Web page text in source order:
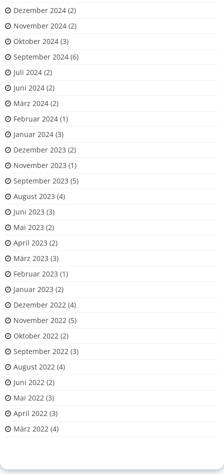
Dezember 2024 (2)
November 2024 (2)
Oktober 2024 (3)
September 2024 (6)
Juli 2024 (2)
Juni 2024 (2)
März 2024 (2)
Februar 2024 (1)
Januar 2024 (3)
Dezember 2023 (2)
November 2023 (1)
September 2023 (5)
August 2023 (4)
Juni 2023 (3)
Mai 2023 (2)
April 2023 (2)
März 2023 (3)
Februar 2023 (1)
Januar 2023 (2)
Dezember 2022 (4)
November 2022 (5)
Oktober 2022 (2)
September 2022 (3)
August 2022 (4)
Juni 2022 (2)
Mai 2022 (3)
April 2022 (3)
März 2022 (4)